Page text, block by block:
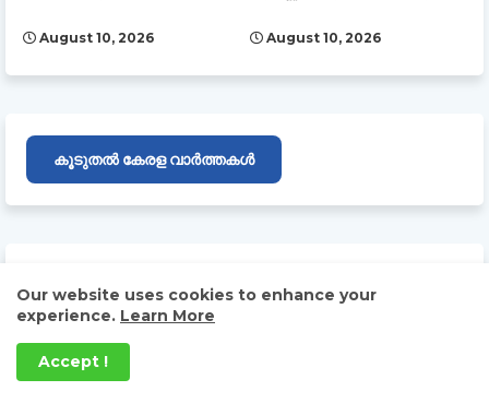
August 10, 2026 August 10, 2026
കൂടുതൽ കേരള വാർത്തകൾ
Our website uses cookies to enhance your
experience. Learn More
Accept !